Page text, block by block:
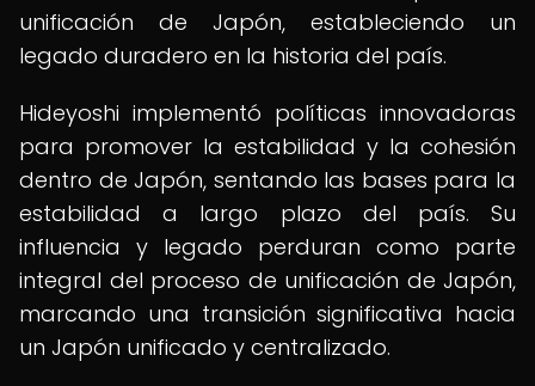
unificación de Japón, estableciendo un
legado duradero en la historia del país.
Hideyoshi implementó políticas innovadoras
para promover la estabilidad y la cohesión
dentro de Japón, sentando las bases para la
estabilidad a largo plazo del país. Su
influencia y legado perduran como parte
integral del proceso de unificación de Japón,
marcando una transición significativa hacia
un Japón unificado y centralizado.